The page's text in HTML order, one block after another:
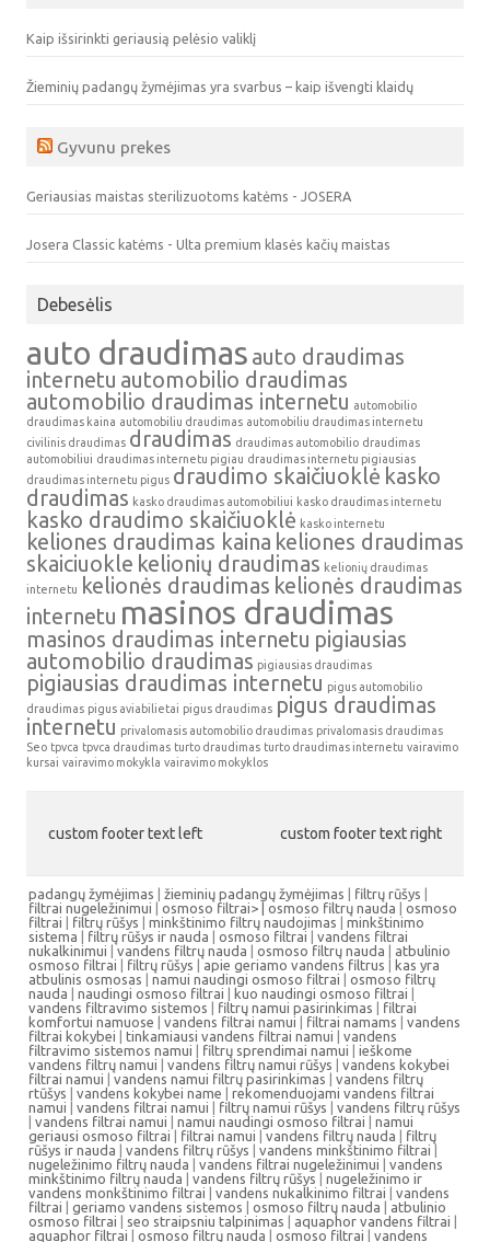
Kaip išsirinkti geriausią pelėsio valiklį
Žieminių padangų žymėjimas yra svarbus – kaip išvengti klaidų
Gyvunu prekes
Geriausias maistas sterilizuotoms katėms - JOSERA
Josera Classic katėms - Ulta premium klasės kačių maistas
Debesėlis
auto draudimas auto draudimas
internetu automobilio draudimas
automobilio draudimas internetu automobilio
draudimas kaina automobiliu draudimas automobiliu draudimas internetu
civilinis draudimas draudimas draudimas automobilio draudimas
automobiliui draudimas internetu pigiau draudimas internetu pigiausias
draudimas internetu pigus draudimo skaičiuoklė kasko
draudimas kasko draudimas automobiliui kasko draudimas internetu
kasko draudimo skaičiuoklė kasko internetu
keliones draudimas kaina keliones draudimas
skaiciuokle kelionių draudimas kelionių draudimas
internetu
kelionės draudimas kelionės draudimas
internetu masinos draudimas
masinos draudimas internetu pigiausias
automobilio draudimas pigiausias draudimas
pigiausias draudimas internetu pigus automobilio
draudimas pigus aviabilietai pigus draudimas pigus draudimas
internetu privalomasis automobilio draudimas privalomasis draudimas
Seo tpvca tpvca draudimas turto draudimas turto draudimas internetu vairavimo
kursai vairavimo mokykla vairavimo mokyklos
custom footer text left custom footer text right
padangų žymėjimas žieminių padangų žymėjimas filtrų rūšys
filtrai nugeležinimui
osmoso filtrai> | osmoso filtrų nauda
osmoso
filtrai
filtrų rūšys minkštinimo filtrų naudojimas
minkštinimo
sistema
filtrų rūšys ir nauda osmoso filtrai
vandens filtrai
nukalkinimui
vandens filtrų nauda osmoso filtrų nauda
atbulinio
osmoso filtrai
filtrų rūšys apie geriamo vandens filtrus
kas yra
atbulinis osmosas
namui naudingi osmoso filtrai
osmoso filtrų
nauda
naudingi osmoso filtrai kuo naudingi osmoso filtrai
vandens filtravimo sistemos
filtrų namui pasirinkimas
filtrai
komfortui namuose
vandens filtrai namui filtrai namams
vandens
filtrai kokybei
tinkamiausi vandens filtrai namui
vandens
filtravimo sistemos namui
filtrų sprendimai namui
ieškome
vandens filtrų namui
vandens filtrų namui rūšys
vandens kokybei
filtrai namui
vandens namui filtrų pasirinkimas
vandens filtrų
rtūšys
vandens kokybei name
rekomenduojami vandens filtrai
namui
vandens filtrai namui filtrų namui rūšys
vandens filtrų rūšys
vandens filtrai namui namui naudingi osmoso filtrai
namui
geriausi osmoso filtrai
filtrai namui vandens filtrų nauda
filtrų
rūšys ir nauda
vandens filtrų rūšys vandens minkštinimo filtrai
nugeležinimo filtrų nauda
vandens filtrai nugeležinimui
vandens
minkštinimo filtrų nauda
vandens filtrų rūšys
nugeležinimo ir
vandens monkštinimo filtrai
vandens nukalkinimo filtrai
vandens
filtrai
geriamo vandens sistemos osmoso filtrų nauda
atbulinio
osmoso filtrai
seo straipsniu talpinimas aquaphor vandens filtrai
aquaphor filtrai
osmoso filtrų nauda osmoso filtrai vandens